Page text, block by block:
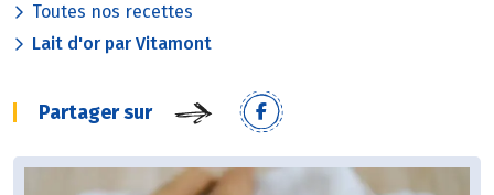
Toutes nos recettes
Lait d'or par Vitamont
Partager sur